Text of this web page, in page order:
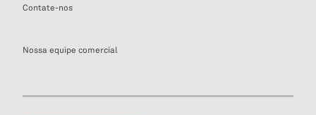
Contate-nos
Nossa equipe comercial